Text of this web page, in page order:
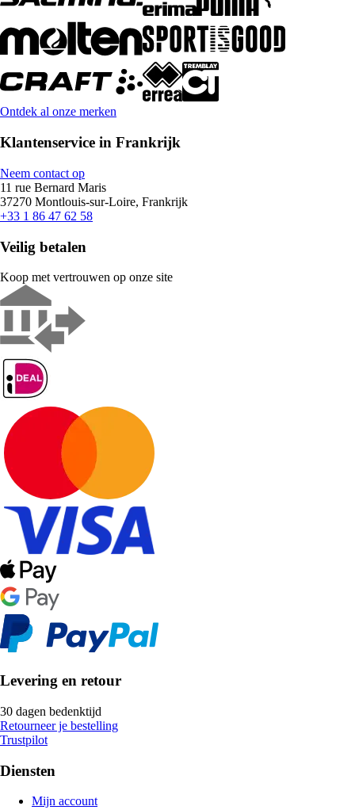
Ontdek al onze merken
Klantenservice in Frankrijk
Neem contact op
11 rue Bernard Maris
37270 Montlouis-sur-Loire, Frankrijk
+33 1 86 47 62 58
Veilig betalen
Koop met vertrouwen op onze site
Levering en retour
30 dagen bedenktijd
Retourneer je bestelling
Trustpilot
Diensten
Mijn account